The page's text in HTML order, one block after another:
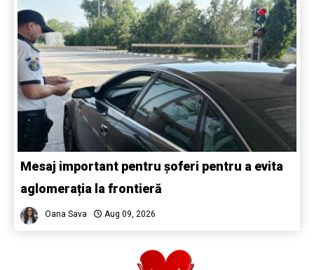
Mesaj important pentru șoferi pentru a evita
aglomerația la frontieră
Oana Sava Aug 09, 2026